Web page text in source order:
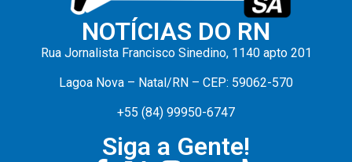
NOTÍCIAS DO RN
Rua Jornalista Francisco Sinedino, 1140 apto 201
Lagoa Nova – Natal/RN – CEP: 59062-570
+55 (84) 99950-6747
Siga a Gente!